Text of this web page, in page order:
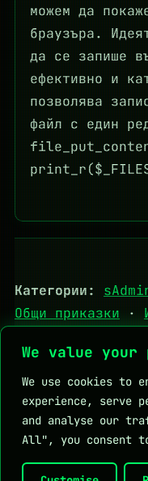
We value your
We use cookies to
experience, serve
and analyse our
All", you consent
можем да
браузъра.
да се запише
ефективно и
позволява
файл с един
Категории:
Общи приказки ·
Tips ·За мен
Полезни връзки:
Личен блог на